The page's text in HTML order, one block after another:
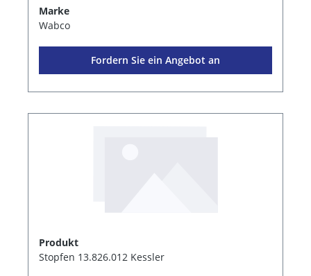
Marke
Wabco
Fordern Sie ein Angebot an
Produkt
Stopfen 13.826.012 Kessler